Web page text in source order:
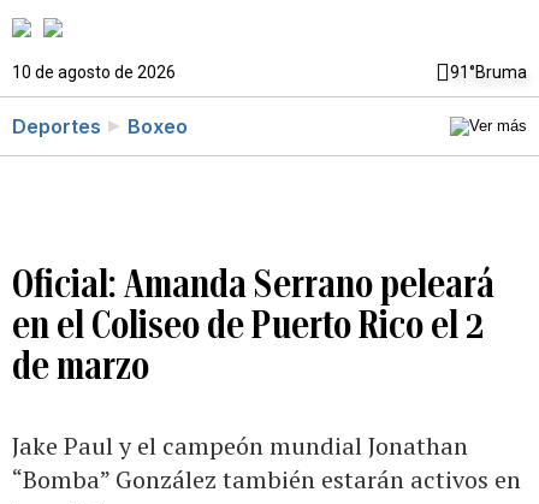
10 de agosto de 2026 91°Bruma
Deportes Boxeo
Oficial: Amanda Serrano peleará
en el Coliseo de Puerto Rico el 2
de marzo
Jake Paul y el campeón mundial Jonathan
“Bomba” González también estarán activos en